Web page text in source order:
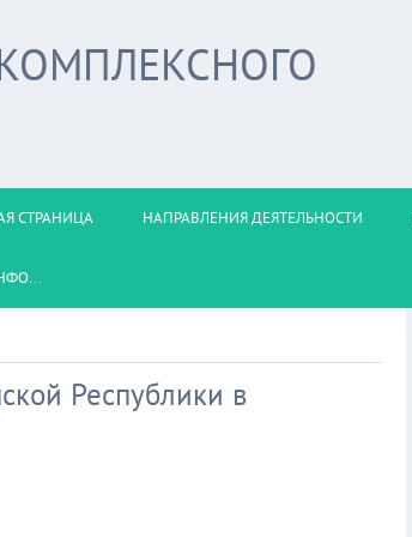
СТРАНИЦА НАПРАВЛЕНИЯ ДЕЯТЕЛЬНОСТИ
Республики в